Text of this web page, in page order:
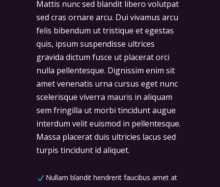
Mattis nunc sed blandit libero volutpat
sed cras ornare arcu. Dui vivamus arcu
felis bibendum ut tristique et egestas
quis, ipsum suspendisse ultrices
gravida dictum fusce ut placerat orci
nulla pellentesque. Dignissim enim sit
amet venenatis urna cursus eget nunc
scelerisque viverra mauris in aliquam
sem fringilla ut morbi tincidunt augue
interdum velit euismod in pellentesque.
Massa placerat duis ultricies lacus sed
turpis tincidunt id aliquet.
Nullam blandit hendrerit faucibus amet at